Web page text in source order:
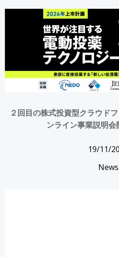
２回目の株式投資型クラウド
ンライン事業説明
19/11/
News